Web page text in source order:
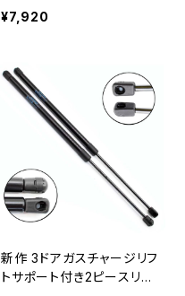
-2010フロントフードガスス
プリングリフトがストラット
ート
¥7,920
新作 3ドアガスチャージリフ
トサポート付き2ピースリア